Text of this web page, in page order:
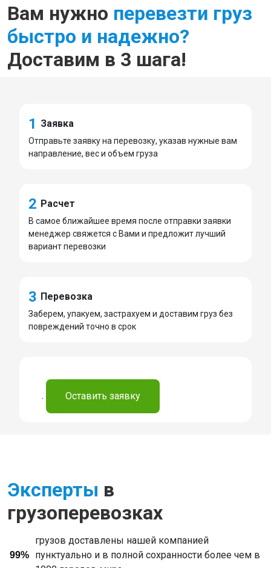
Вам нужно перевезти груз
быстро и надежно?
Доставим в 3 шага!
1 Заявка
Отправьте заявку на перевозку, указав нужные вам
направление, вес и объем груза
2 Расчет
В самое ближайшее время после отправки заявки
менеджер свяжется с Вами и предложит лучший
вариант перевозки
3 Перевозка
Заберем, упакуем, застрахуем и доставим груз без
повреждений точно в срок
. Оставить заявку
Эксперты в
грузоперевозках
99%
грузов доставлены нашей компанией
пунктуально и в полной сохранности более чем в